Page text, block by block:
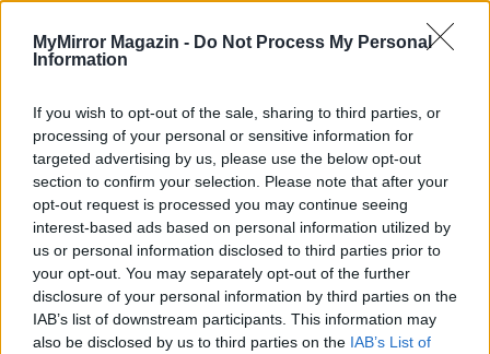
MyMirror Magazin - Do Not Process My Personal
Information
If you wish to opt-out of the sale, sharing to third parties, or
processing of your personal or sensitive information for
targeted advertising by us, please use the below opt-out
section to confirm your selection. Please note that after your
opt-out request is processed you may continue seeing
interest-based ads based on personal information utilized by
us or personal information disclosed to third parties prior to
your opt-out. You may separately opt-out of the further
disclosure of your personal information by third parties on the
IAB’s list of downstream participants. This information may
also be disclosed by us to third parties on the IAB’s List of
T. szereti a fiatal lányokat 14. rész
Pedig szóltam… – Miért nem hiszünk a
nőknek, amikor segítséget kérnek?